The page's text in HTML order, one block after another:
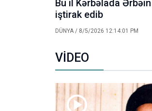
Bu il Kərbəlada
iştirak edib
DÜNYA / 8/5/2026 12:14:01 PM
VİDEO